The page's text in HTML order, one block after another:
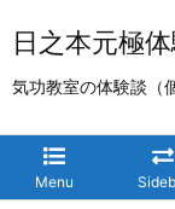
日之本元極
気功教室の体験談（
Menu